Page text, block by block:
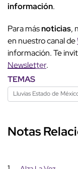
información.
Para másnoticias,
en nuestro canal de
información. Te
Newsletter.
TEMAS
Lluvias Estado de
Notas